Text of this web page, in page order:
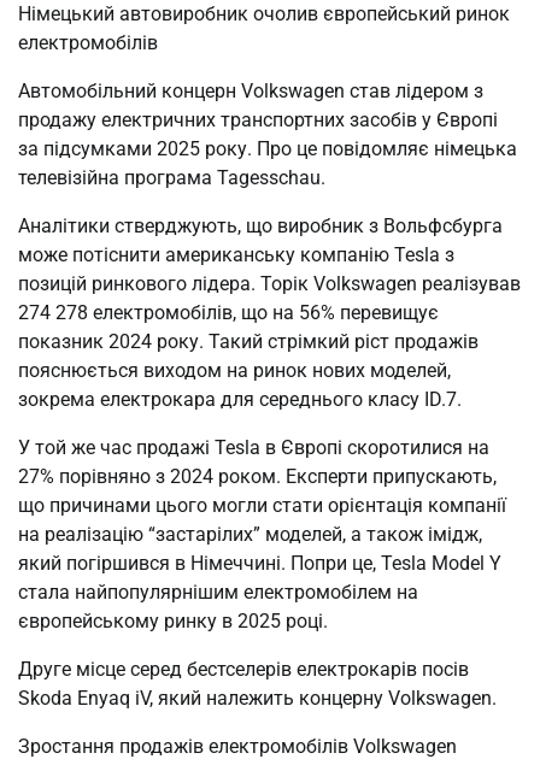
Німецький автовиробник очолив європейський ринок
електромобілів
Автомобільний концерн Volkswagen став лідером з
продажу електричних транспортних засобів у Європі
за підсумками 2025 року. Про це повідомляє німецька
телевізійна програма Tagesschau.
Аналітики стверджують, що виробник з Вольфсбурга
може потіснити американську компанію Tesla з
позицій ринкового лідера. Торік Volkswagen реалізував
274 278 електромобілів, що на 56% перевищує
показник 2024 року. Такий стрімкий ріст продажів
пояснюється виходом на ринок нових моделей,
зокрема електрокара для середнього класу ID.7.
У той же час продажі Tesla в Європі скоротилися на
27% порівняно з 2024 роком. Експерти припускають,
що причинами цього могли стати орієнтація компанії
на реалізацію “застарілих” моделей, а також імідж,
який погіршився в Німеччині. Попри це, Tesla Model Y
стала найпопулярнішим електромобілем на
європейському ринку в 2025 році.
Друге місце серед бестселерів електрокарів посів
Skoda Enyaq iV, який належить концерну Volkswagen.
Зростання продажів електромобілів Volkswagen